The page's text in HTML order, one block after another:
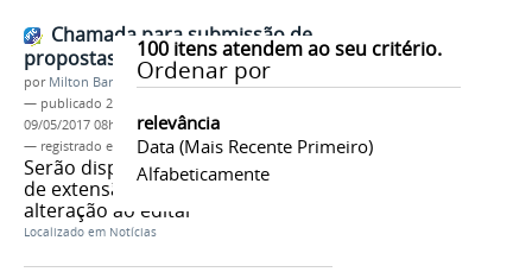
100itens atendem ao seu critério.
Ordenar por
relevância
Data (mais Recente Primeiro)
Alfabeticamente
Chamada para submissão de
propostas - PIBEX 2017
por Milton Barros
— publicado 27/03/2017
09/05/2017 08h23
— registrado em:
PIBEX,2017 ,PROEX
Serão disponibilizadas 80 bolsas
de extensão. Confira segunda
alteração ao edital
Localizado em Notícias